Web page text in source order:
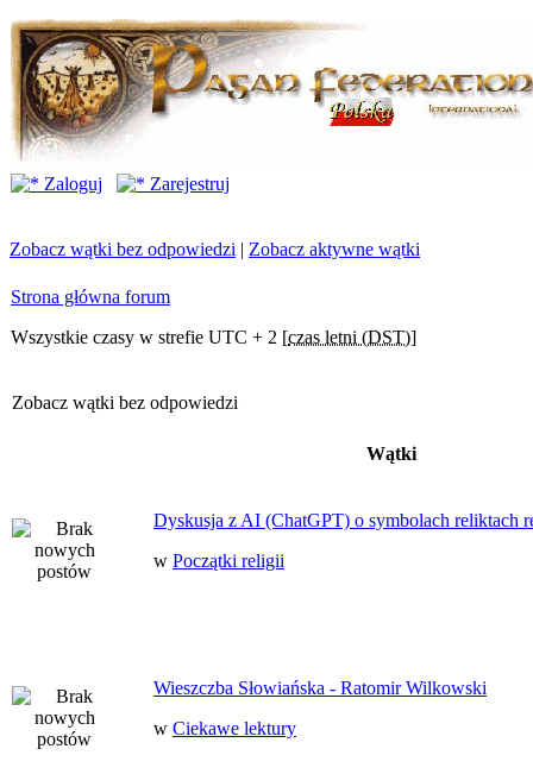
Zaloguj Zarejestruj
Zobacz wątki bez odpowiedzi | Zobacz aktywne wątki
Strona główna forum
Wszystkie czasy w strefie UTC + 2 [czas letni (DST)]
Zobacz wątki bez odpowiedzi
Wątki
Dyskusja z AI (ChatGPT) o symbolach reliktach
w Początki religii
Wieszczba Słowiańska - Ratomir Wilkowski
w Ciekawe lektury